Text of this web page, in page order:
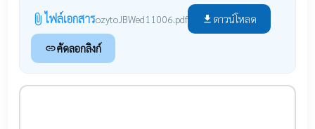
attach_file ไฟล์เอกสารozytoJBWed11006.pdf file_download ดาวน์โหลด
linkคัดลอกลิงก์